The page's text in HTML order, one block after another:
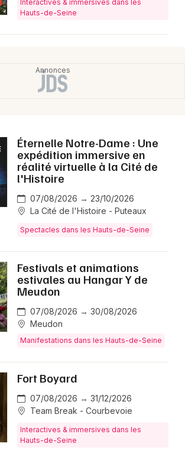
Interactives & immersives dans les
Hauts-de-Seine
Éternelle Notre-Dame : Une
expédition immersive en
réalité virtuelle à la Cité de
l'Histoire
07/08/2026 → 23/10/2026
La Cité de l'Histoire - Puteaux
Spectacles dans les Hauts-de-Seine
Festivals et animations
estivales au Hangar Y de
Meudon
07/08/2026 → 30/08/2026
Meudon
Manifestations dans les Hauts-de-Seine
Fort Boyard
07/08/2026 → 31/12/2026
Team Break - Courbevoie
Interactives & immersives dans les
Hauts-de-Seine